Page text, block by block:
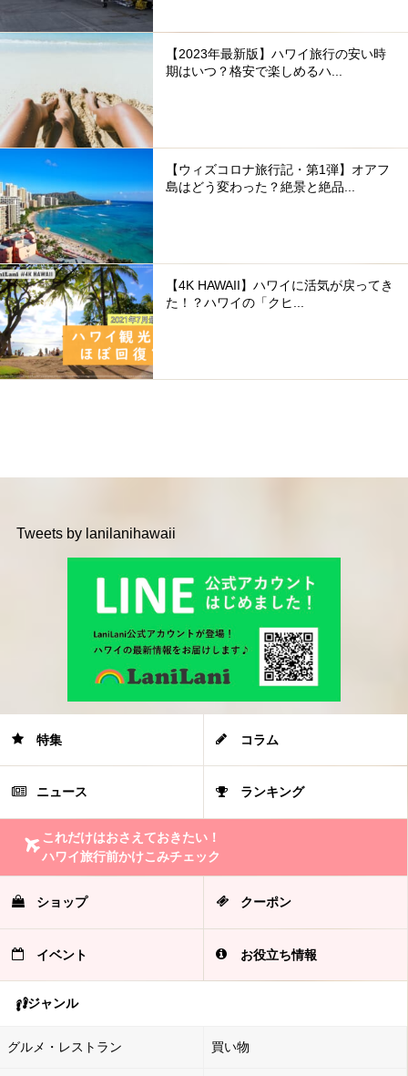
【2023年最新版】ハワイ旅行の安い時
期はいつ？格安で楽しめるハ...
【ウィズコロナ旅行記・第1弾】オアフ
島はどう変わった？絶景と絶品...
【4K HAWAII】ハワイに活気が戻ってき
た！？ハワイの「クヒ...
Tweets by lanilanihawaii
特集 コラム
ニュース ランキング
これだけはおさえておきたい！
ハワイ旅行前かけこみチェック
ショップ クーポン
イベント お役立ち情報
ジャンル
グルメ・レストラン 買い物